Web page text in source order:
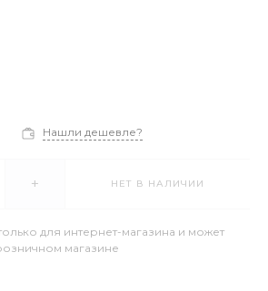
Нашли дешевле?
+ НЕТ В НАЛИЧИИ
для интернет-магазина и может
магазине